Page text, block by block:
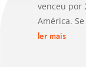
venceu por
América.
ler mais